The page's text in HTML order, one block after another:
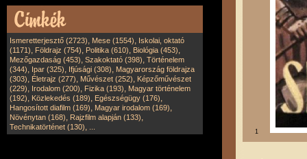
Ismeretterjesztő (2723), Mese (1554), Iskolai, oktató
(1171), Földrajz (754), Politika (610), Biológia (453),
Mezőgazdaság (453), Szakoktató (398), Történelem
(344), Ipar (325), Ifjúsági (308), Magyarország földrajza
(303), Életrajz (277), Művészet (252), Képzőművészet
(229), Irodalom (200), Fizika (193), Magyar történelem
(192), Közlekedés (189), Egészségügy (176),
Hangosított diafilm (169), Magyar irodalom (169),
Növénytan (168), Rajzfilm alapján (133),
Technikatörténet (130), 1